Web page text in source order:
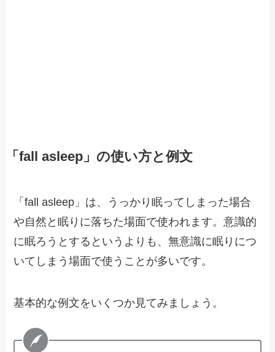
「fall asleep」の使い方と例文
「fall asleep」は、うっかり眠ってしまった場合
や自然と眠りに落ちた場面で使われます。意識的
に眠ろうとするというよりも、無意識に眠りにつ
いてしまう場面で使うことが多いです。
基本的な例文をいくつか見てみましょう。